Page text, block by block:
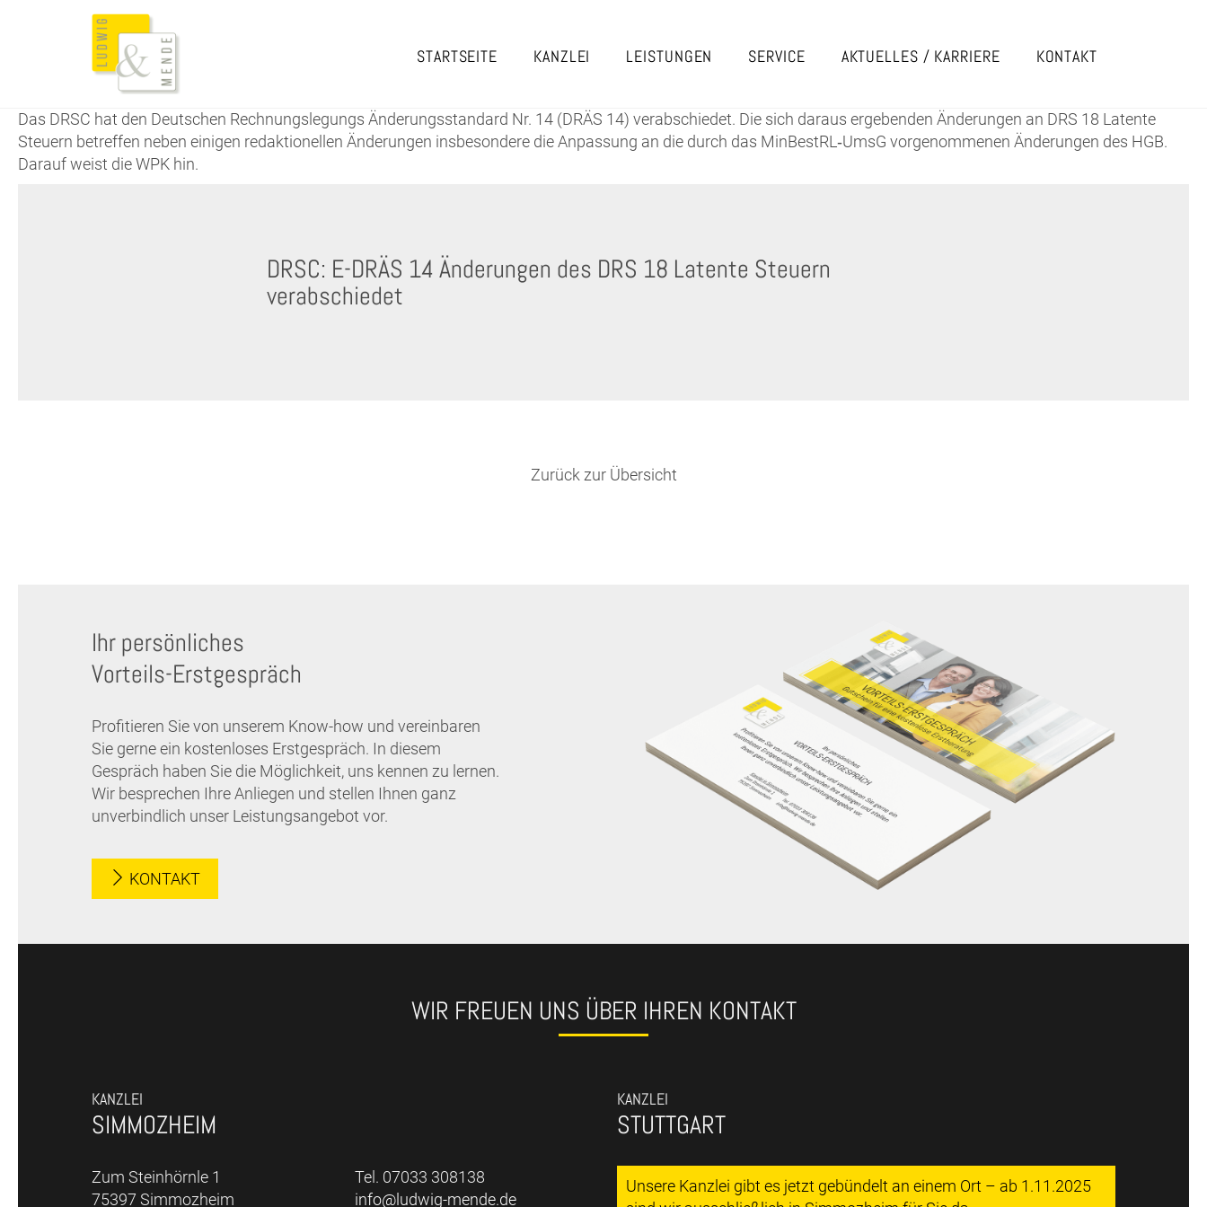
STARTSEITE KANZLEI LEISTUNGEN SERVICE AKTUELLES / KARRIERE KONTAKT
Das DRSC hat den Deutschen Rechnungslegungs Änderungsstandard Nr. 14 (DRÄS 14) verabschiedet. Die sich daraus ergebenden Änderungen an DRS 18 Latente
Steuern betreffen neben einigen redaktionellen Änderungen insbesondere die Anpassung an die durch das MinBestRL‑UmsG vorgenommenen Änderungen des HGB.
Darauf weist die WPK hin.
DRSC: E-DRÄS 14 Änderungen des DRS 18 Latente Steuern
verabschiedet
Zurück zur Übersicht
Ihr persönliches
Vorteils-Erstgespräch
Profitieren Sie von unserem Know-how und vereinbaren
Sie gerne ein kostenloses Erstgespräch. In diesem
Gespräch haben Sie die Möglichkeit, uns kennen zu lernen.
Wir besprechen Ihre Anliegen und stellen Ihnen ganz
unverbindlich unser Leistungsangebot vor.
KONTAKT
WIR FREUEN UNS ÜBER IHREN KONTAKT
KANZLEI
SIMMOZHEIM
Zum Steinhörnle 1
75397 Simmozheim
Tel. 07033 308138
info@ludwig-mende.de
KANZLEI
STUTTGART
Unsere Kanzlei gibt es jetzt gebündelt an einem Ort – ab 1.11.2025